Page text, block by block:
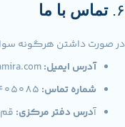
۶. تماس با ما
در صورت داشتن هرگونه سوال
آدرس ایمیل:
شماره تماس:
آدرس دفتر مرکزی: قم –